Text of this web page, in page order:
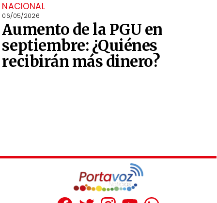
NACIONAL
06/05/2026
Aumento de la PGU en
septiembre: ¿Quiénes
recibirán más dinero?